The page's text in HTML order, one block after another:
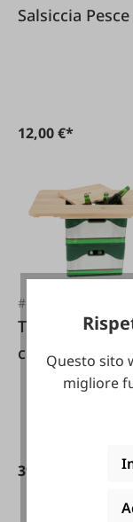
Salsiccia
12,00 €*
#FA116775
Tavolo in
coperchio per
di birra
39,95 €*
Questo sito
migliore